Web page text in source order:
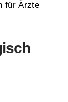
für Ärzte